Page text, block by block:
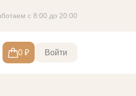
с 8:00 до 20:00
0₽ Войти